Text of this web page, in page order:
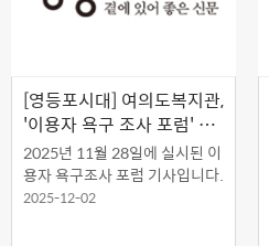
[영등포시대] 여의도복지관,
'이용자 욕구 조사 포럼' 개
최
2025년 11월 28일에 실시된 이
용자 욕구조사 포럼 기사입니다.
2025-12-02